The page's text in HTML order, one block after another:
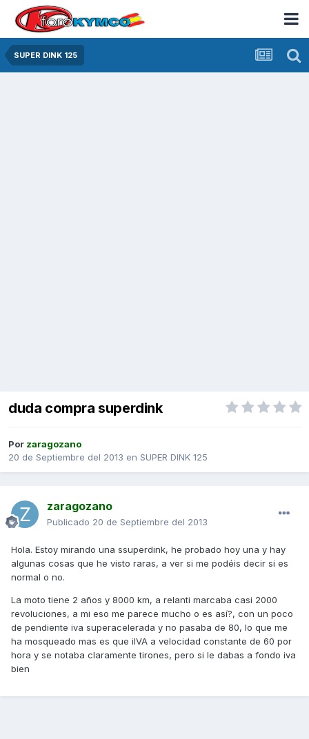
SUPER DINK 125
duda compra superdink
Por zaragozano
20 de Septiembre del 2013 en SUPER DINK 125
zaragozano
Publicado 20 de Septiembre del 2013
Hola. Estoy mirando una ssuperdink, he probado hoy una y hay
algunas cosas que he visto raras, a ver si me podéis decir si es
normal o no.
La moto tiene 2 años y 8000 km, a relanti marcaba casi 2000
revoluciones, a mi eso me parece mucho o es así?, con un poco
de pendiente iva superacelerada y no pasaba de 80, lo que me
ha mosqueado mas es que iIVA a velocidad constante de 60 por
hora y se notaba claramente tirones, pero si le dabas a fondo iva
bien